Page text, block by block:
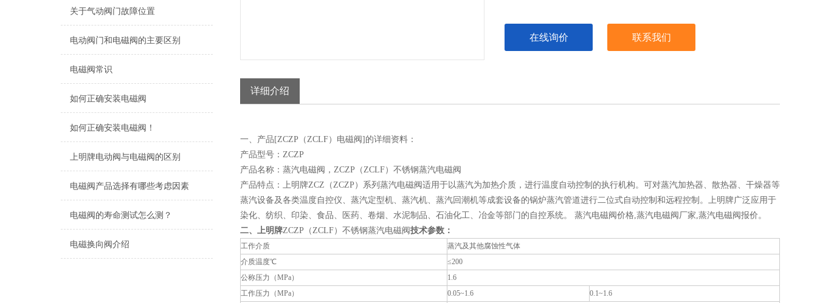
关于气动阀门故障位置
电动阀门和电磁阀的主要区别
电磁阀常识
如何正确安装电磁阀
如何正确安装电磁阀！
上明牌电动阀与电磁阀的区别
电磁阀产品选择有哪些考虑因素
电磁阀的寿命测试怎么测？
电磁换向阀介绍
在线询价 联系我们
详细介绍
一、产品[ZCZP（ZCLF）电磁阀]的详细资料：
产品型号：ZCZP
产品名称：蒸汽电磁阀，ZCZP（ZCLF）不锈钢蒸汽电磁阀
产品特点：上明牌ZCZ（ZCZP）系列蒸汽电磁阀适用于以蒸汽为加热介质，进行温度自动控制的执行机构。可对蒸汽加热器、散热器、干燥器等
蒸汽设备及各类温度自控仪、蒸汽定型机、蒸汽机、蒸汽回潮机等成套设备的锅炉蒸汽管道进行二位式自动控制和远程控制。上明牌广泛应用于
染化、纺织、印染、食品、医药、卷烟、水泥制品、石油化工、冶金等部门的自控系统。 蒸汽电磁阀价格,蒸汽电磁阀厂家,蒸汽电磁阀报价。
二、 上明牌ZCZP（ZCLF）不锈钢蒸汽电磁阀技术参数：
工作介质
蒸汽及其他腐蚀性气体
介质温度℃
≤200
公称压力（MPa）
1.6
工作压力（MPa）
0.05~1.6
0.1~1.6